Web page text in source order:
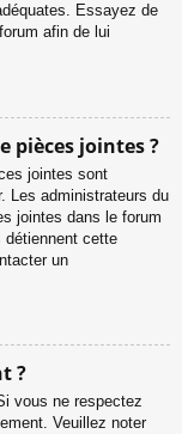
Essayez de
afin de lui
pièces jointes ?
jointes sont
Les administrateurs du
jointes dans le forum
détiennent cette
un
?
vous ne respectez
Veuillez noter